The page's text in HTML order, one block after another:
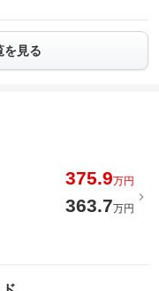
を見る
375.9万円
363.7万円